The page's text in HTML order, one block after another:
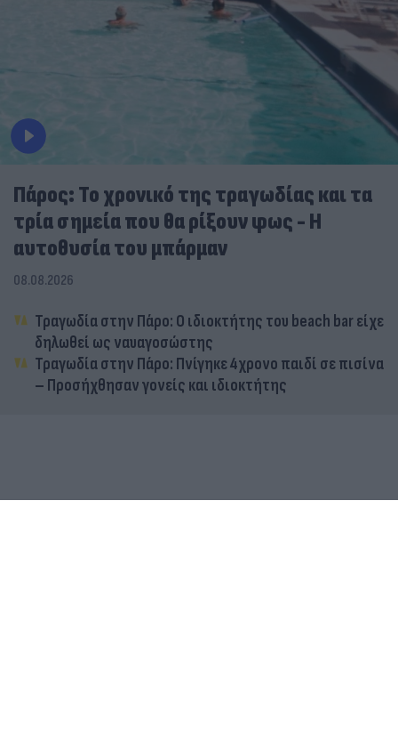
Πάρος: Το χρονικό της τραγωδίας και τα
τρία σημεία που θα ρίξουν φως - Η
αυτοθυσία του μπάρμαν
08.08.2026
Τραγωδία στην Πάρο: Ο ιδιοκτήτης του beach bar είχε
δηλωθεί ως ναυαγοσώστης
Τραγωδία στην Πάρο: Πνίγηκε 4χρονο παιδί σε πισίνα
– Προσήχθησαν γονείς και ιδιοκτήτης